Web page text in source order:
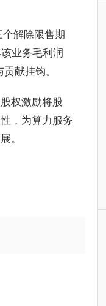
解除限售期
业务毛利润
献挂钩。
权激励将股
，为算力服务
。